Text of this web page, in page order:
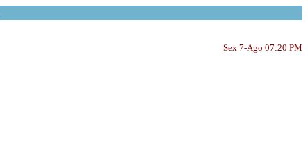
Sex 7-Ago 07:20 PM